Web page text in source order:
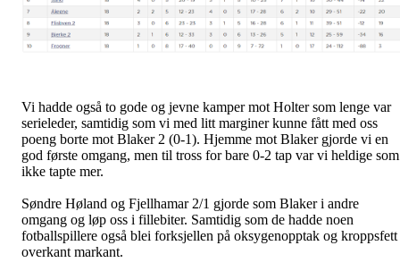
Vi hadde også to gode og jevne kamper mot Holter som lenge var
serieleder, samtidig som vi med litt marginer kunne fått med oss
poeng borte mot Blaker 2 (0-1). Hjemme mot Blaker gjorde vi en
god første omgang, men til tross for bare 0-2 tap var vi heldige som
ikke tapte mer.
Søndre Høland og Fjellhamar 2/1 gjorde som Blaker i andre
omgang og løp oss i fillebiter. Samtidig som de hadde noen
fotballspillere også blei forksjellen på oksygenopptak og
overkant markant.